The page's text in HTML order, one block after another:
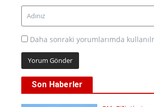
Daha sonraki yorumlarımda
Son Haberler